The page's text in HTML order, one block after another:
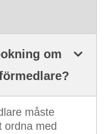
om
måste
ordna med